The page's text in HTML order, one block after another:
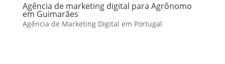
Agência de marketing digital para Agrônomo
em Guimarães
Agência de Marketing Digital em Portugal